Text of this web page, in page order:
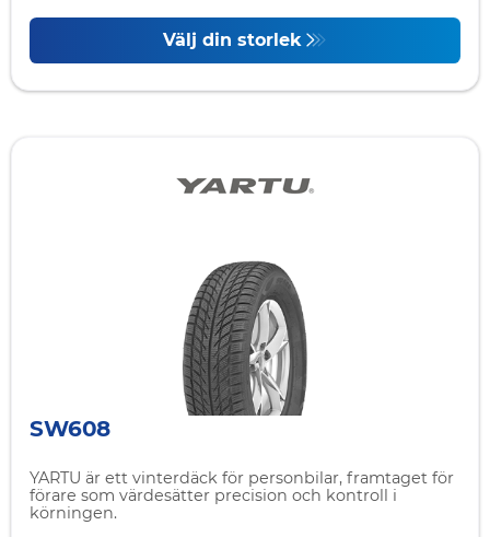
Välj din storlek
SW608
YARTU är ett vinterdäck för personbilar, framtaget för
förare som värdesätter precision och kontroll i
körningen.